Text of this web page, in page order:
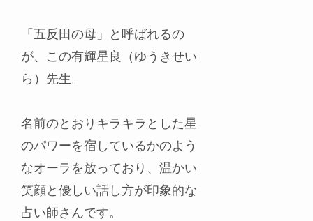
「五反田の母」と呼ばれるの
が、この有輝星良（ゆうきせい
ら）先生。
名前のとおりキラキラとした星
のパワーを宿しているかのよう
なオーラを放っており、温かい
笑顔と優しい話し方が印象的な
占い師さんです。